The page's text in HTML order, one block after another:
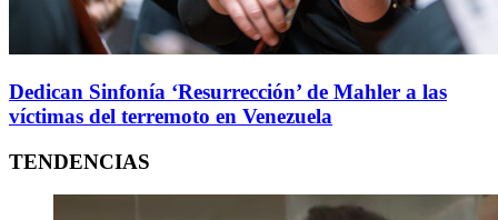
Dedican Sinfonía ‘Resurrección’ de Mahler a las
víctimas del terremoto en Venezuela
TENDENCIAS